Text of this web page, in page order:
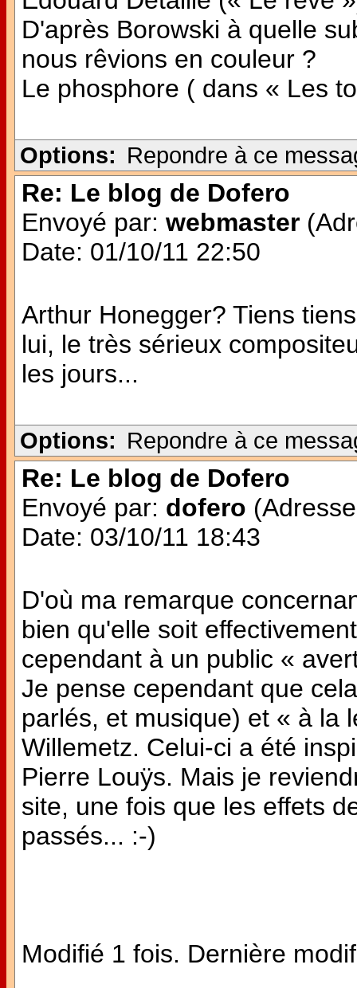
D'après Borowski à quelle
nous rêvions en couleur ?
Le phosphore ( dans « Les
Options: Repondre à ce
Re: Le blog de Dofero
Envoyé par: webmaster
Date: 01/10/11 22:50
Arthur Honegger? Tiens
lui, le très sérieux
les jours...
Options: Repondre à ce
Re: Le blog de Dofero
Envoyé par: dofero
Date: 03/10/11 18:43
D'où ma remarque
bien qu'elle soit
cependant à un public «
Je pense cependant que
parlés, et musique) et « à la
Willemetz. Celui-ci a été
Pierre Louÿs. Mais je
site, une fois que les effets
passés... :-)
Modifié 1 fois. Dernière